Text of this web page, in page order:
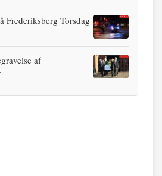
Frederiksberg Torsdag
af